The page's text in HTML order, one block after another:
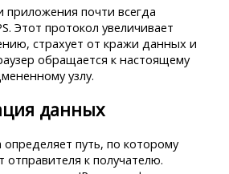
почти всегда
Этот протокол увеличивает
страхует от кражи данных и
обращается к настоящему
узлу.
данных
определяет путь, по которому
к получателю.